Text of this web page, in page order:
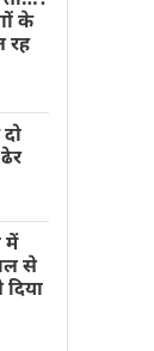
के
रह
में
से